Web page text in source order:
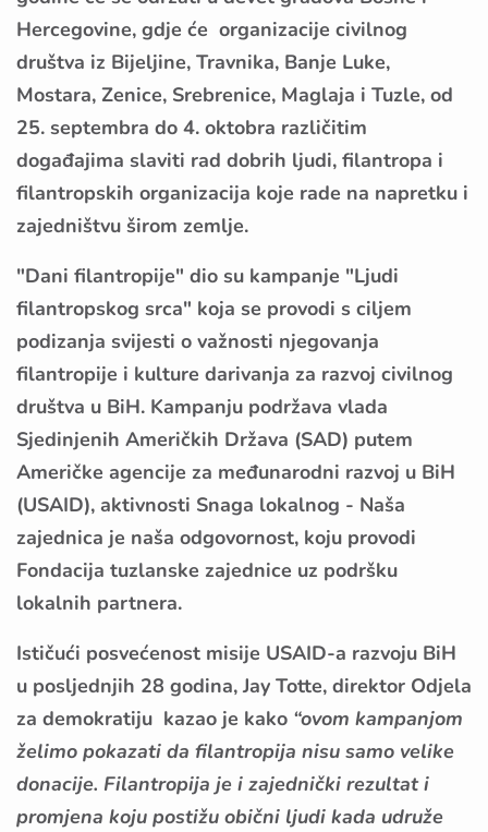
Hercegovine, gdje će organizacije civilnog
društva iz Bijeljine, Travnika, Banje Luke,
Mostara, Zenice, Srebrenice, Maglaja i Tuzle, od
25. septembra do 4. oktobra različitim
događajima slaviti rad dobrih ljudi, filantropa i
filantropskih organizacija koje rade na napretku i
zajedništvu širom zemlje.
"Dani filantropije" dio su kampanje "Ljudi
filantropskog srca" koja se provodi s ciljem
podizanja svijesti o važnosti njegovanja
filantropije i kulture darivanja za razvoj civilnog
društva u BiH. Kampanju podržava vlada
Sjedinjenih Američkih Država (SAD) putem
Američke agencije za međunarodni razvoj u BiH
(USAID), aktivnosti Snaga lokalnog - Naša
zajednica je naša odgovornost, koju provodi
Fondacija tuzlanske zajednice uz podršku
lokalnih partnera.
Ističući posvećenost misije USAID-a razvoju BiH
u posljednjih 28 godina, Jay Totte, direktor Odjela
za demokratiju kazao je kako “ovom kampanjom
želimo pokazati da filantropija nisu samo velike
donacije. Filantropija je i zajednički rezultat i
promjena koju postižu obični ljudi kada udruže